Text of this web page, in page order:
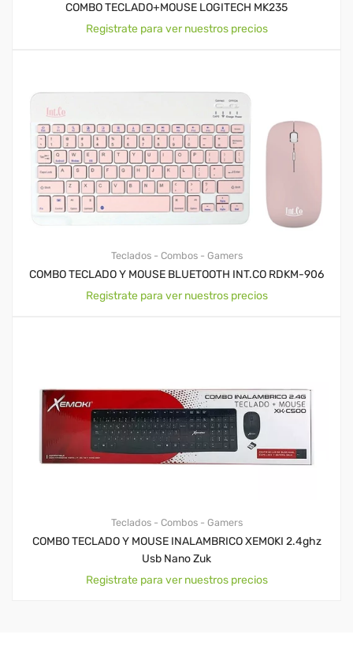
COMBO TECLADO+MOUSE LOGITECH MK235
Registrate para ver nuestros precios
Teclados - Combos - Gamers
COMBO TECLADO Y MOUSE BLUETOOTH INT.CO RDKM-906
Registrate para ver nuestros precios
Teclados - Combos - Gamers
COMBO TECLADO Y MOUSE INALAMBRICO XEMOKI 2.4ghz
Usb Nano Zuk
Registrate para ver nuestros precios